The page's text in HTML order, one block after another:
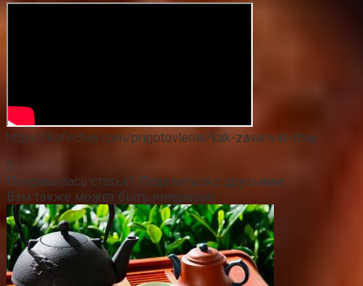
https://kofechay.com/prigotovlenie/kak-zavarivat-chay
0
Понравилась статья? Поделиться с друзьями:
Вам также может быть интересно